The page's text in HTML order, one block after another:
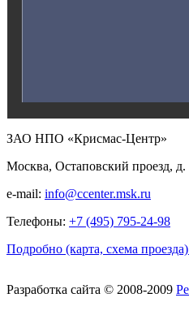
ЗАО НПО «Крисмас-Центр»
Москва, Остаповский проезд, д.
e-mail: info@ccenter.msk.ru
Телефоны: +7 (495) 795-24-98
Подробно (карта, схема
Разработка сайта © 2008-2009